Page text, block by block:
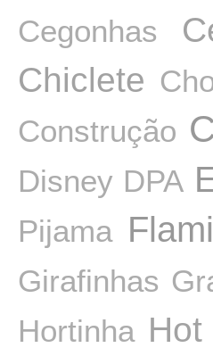
Cegonhas
Chiclete
Construção
Disney DPA
Pijama
Girafinhas
Hortinha